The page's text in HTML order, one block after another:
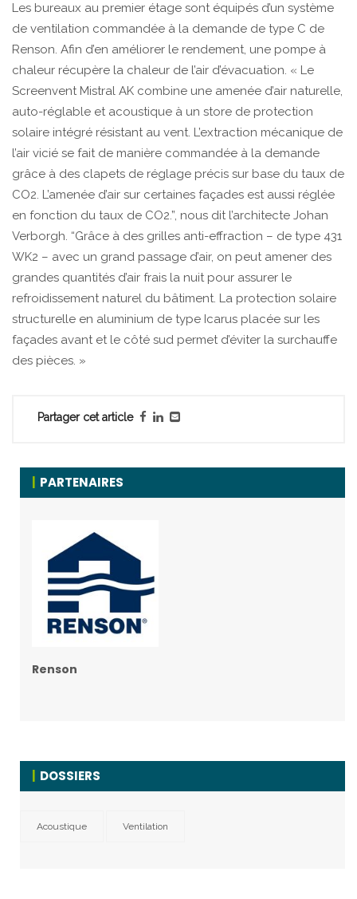
Les bureaux au premier étage sont équipés d’un système
de ventilation commandée à la demande de type C de
Renson. Afin d’en améliorer le rendement, une pompe à
chaleur récupère la chaleur de l’air d’évacuation. « Le
Screenvent Mistral AK combine une amenée d’air naturelle,
auto-réglable et acoustique à un store de protection
solaire intégré résistant au vent. L’extraction mécanique de
l’air vicié se fait de manière commandée à la demande
grâce à des clapets de réglage précis sur base du taux de
CO2. L’amenée d’air sur certaines façades est aussi réglée
en fonction du taux de CO2.”, nous dit l’architecte Johan
Verborgh. “Grâce à des grilles anti-effraction – de type 431
WK2 – avec un grand passage d’air, on peut amener des
grandes quantités d’air frais la nuit pour assurer le
refroidissement naturel du bâtiment. La protection solaire
structurelle en aluminium de type Icarus placée sur les
façades avant et le côté sud permet d’éviter la surchauffe
des pièces. »
Partager cet article
PARTENAIRES
Renson
DOSSIERS
Acoustique Ventilation